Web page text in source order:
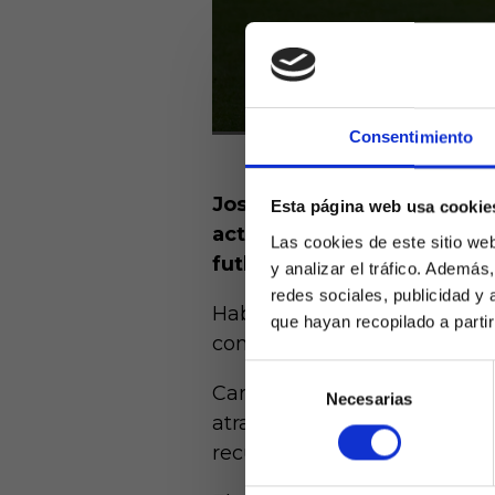
Consentimiento
Esta página web usa
Las cookies de este sitio
y analizar el tráfico.
redes sociales, publicidad y
que hayan recopilado a
consentimiento
Necesarias
mayores de
de
José Ángel Carmona es
actuaciones en el carril
futbolista de 23 años está
Hablando de las
continúa liderando este
Carmona firma 57
atractivo para un defensa,
recupera para los suyos y